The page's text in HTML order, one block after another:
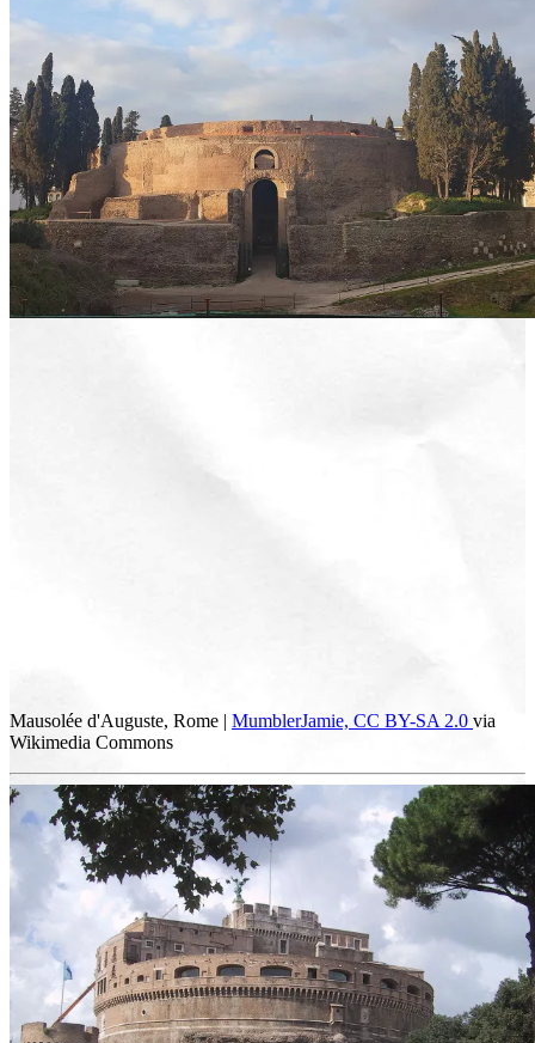
Mausolée d'Auguste, Rome | MumblerJamie, CC BY-SA 2.0 via
Wikimedia Commons